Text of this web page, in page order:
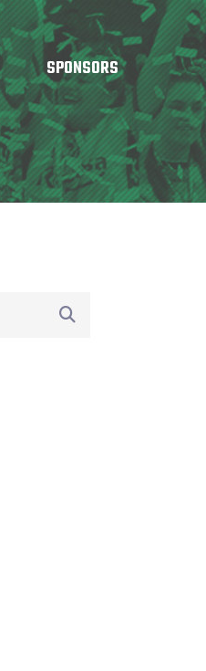
SPONSORS